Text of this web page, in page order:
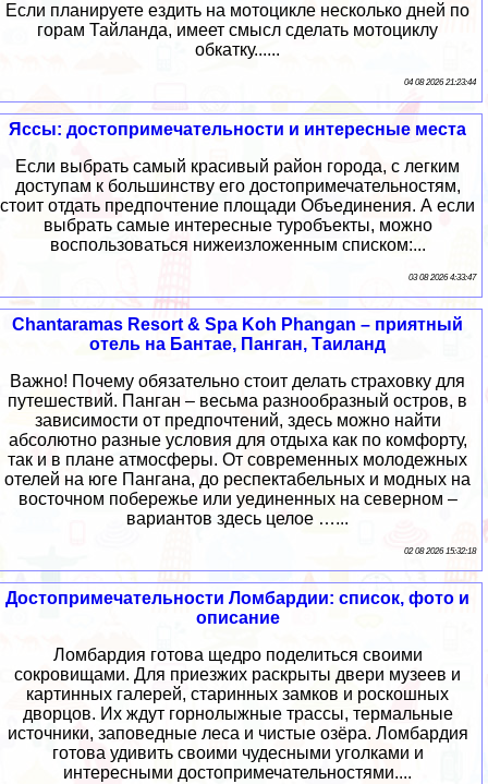
Если планируете ездить на мотоцикле несколько дней по
горам Тайланда, имеет смысл сделать мотоциклу
обкатку......
04 08 2026 21:23:44
Яссы: достопримечательности и интересные места
Если выбрать самый красивый район города, с легким
доступам к большинству его достопримечательностям,
стоит отдать предпочтение площади Объединения. А если
выбрать самые интересные туробъекты, можно
воспользоваться нижеизложенным списком:...
03 08 2026 4:33:47
Chantaramas Resort & Spa Koh Phangan – приятный
отель на Бантае, Панган, Таиланд
Важно! Почему обязательно стоит делать страховку для
путешествий. Панган – весьма разнообразный остров, в
зависимости от предпочтений, здесь можно найти
абсолютно разные условия для отдыха как по комфорту,
так и в плане атмосферы. От современных молодежных
отелей на юге Пангана, до респектабельных и модных на
восточном побережье или уединенных на северном –
вариантов здесь целое …...
02 08 2026 15:32:18
Достопримечательности Ломбардии: список, фото и
описание
Ломбардия готова щедро поделиться своими
сокровищами. Для приезжих раскрыты двери музеев и
картинных галерей, старинных замков и роскошных
дворцов. Их ждут горнолыжные трассы, термальные
источники, заповедные леса и чистые озёра. Ломбардия
готова удивить своими чудесными уголками и
интересными достопримечательностями....